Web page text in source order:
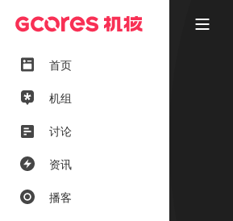
首页
机组
讨论
资讯
播客